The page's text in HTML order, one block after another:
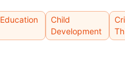
Education
Child
Development